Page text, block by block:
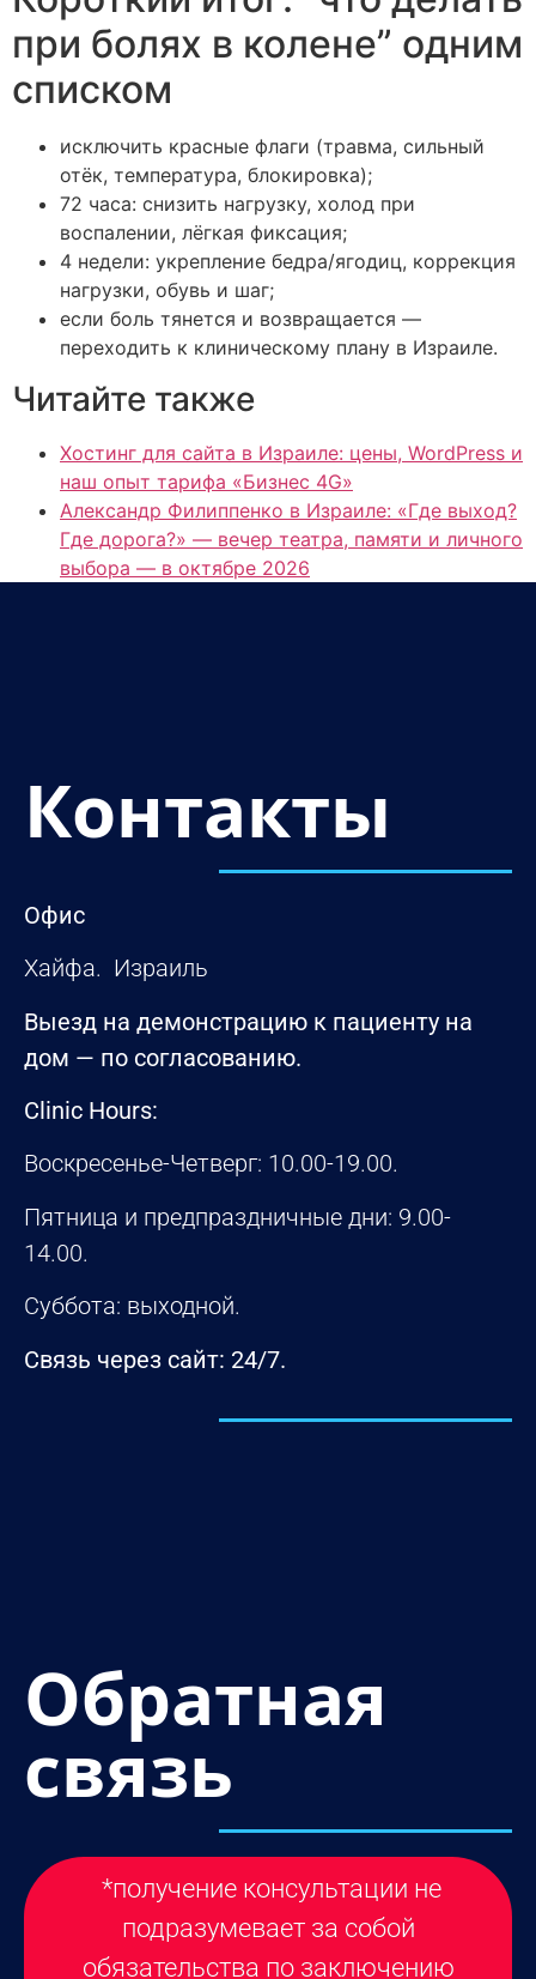
при болях в колене” одним
списком
исключить красные флаги (травма, сильный
отёк, температура, блокировка);
72 часа: снизить нагрузку, холод при
воспалении, лёгкая фиксация;
4 недели: укрепление бедра/ягодиц, коррекция
нагрузки, обувь и шаг;
если боль тянется и возвращается —
переходить к клиническому плану в Израиле.
Читайте также
Хостинг для сайта в Израиле: цены, WordPress и
наш опыт тарифа «Бизнес 4G»
Александр Филиппенко в Израиле: «Где выход?
Где дорога?» — вечер театра, памяти и личного
выбора — в октябре 2026
Контакты
Офис
Хайфа. Израиль
Выезд на демонстрацию к пациенту на
дом — по согласованию.
Clinic Hours:
Воскресенье-Четверг: 10.00-19.00.
Пятница и предпраздничные дни: 9.00-
14.00.
Суббота: выходной.
Связь через сайт: 24/7.
Обратная
связь
*получение консультации не
подразумевает за собой
обязательства по заключению